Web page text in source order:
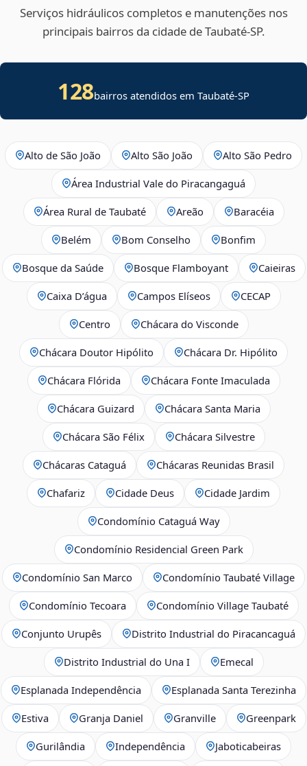
Serviços hidráulicos completos e manutenções nos
principais bairros da cidade de Taubaté‑SP.
128bairros atendidos em Taubaté-SP
Alto de São João Alto São João Alto São Pedro
Área Industrial Vale do Piracangaguá
Área Rural de Taubaté Areão Baracéia
Belém Bom Conselho Bonfim
Bosque da Saúde Bosque Flamboyant Caieiras
Caixa D’água Campos Elíseos CECAP
Centro Chácara do Visconde
Chácara Doutor Hipólito Chácara Dr. Hipólito
Chácara Flórida Chácara Fonte Imaculada
Chácara Guizard Chácara Santa Maria
Chácara São Félix Chácara Silvestre
Chácaras Cataguá Chácaras Reunidas Brasil
Chafariz Cidade Deus Cidade Jardim
Condomínio Cataguá Way
Condomínio Residencial Green Park
Condomínio San Marco Condomínio Taubaté Village
Condomínio Tecoara Condomínio Village Taubaté
Conjunto Urupês Distrito Industrial do Piracancaguá
Distrito Industrial do Una I Emecal
Esplanada Independência Esplanada Santa Terezinha
Estiva Granja Daniel Granville Greenpark
Gurilândia Independência Jaboticabeiras